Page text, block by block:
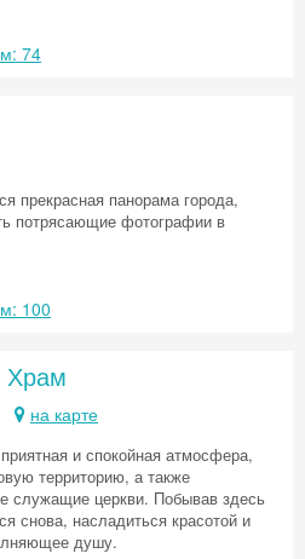
74
прекрасная панорама города,
потрясающие фотографии в
100
Храм
на карте
и спокойная атмосфера,
территорию, а также
служащие церкви. Побывав здесь
снова, насладиться красотой и
душу.